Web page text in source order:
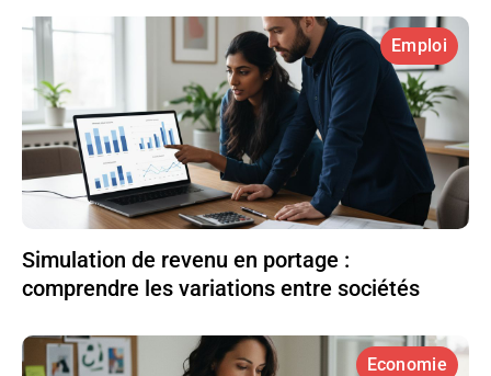
Emploi
Simulation de revenu en portage :
comprendre les variations entre sociétés
Economie